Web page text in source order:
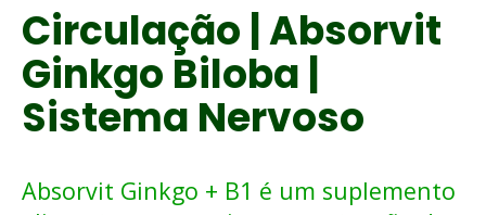
Circulação | Absorvit
Ginkgo Biloba |
Sistema Nervoso
Absorvit Ginkgo + B1 é um suplemento